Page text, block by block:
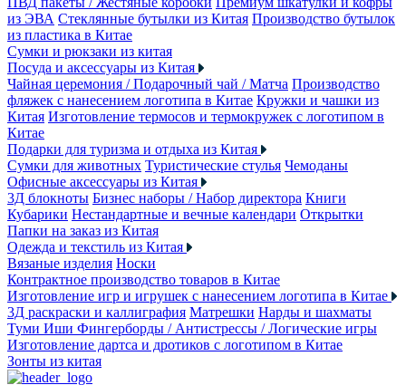
из ЭВА Стеклянные бутылки из Китая Производство бутылок
из пластика в Китае
Сумки и рюкзаки из китая
Посуда и аксессуары из Китая
Чайная церемония / Подарочный чай / Матча Производство
фляжек с нанесением логотипа в Китае Кружки и чашки из
Китая Изготовление термосов и термокружек с логотипом в
Китае
Подарки для туризма и отдыха из Китая
Сумки для животных Туристические стулья Чемоданы
Офисные аксессуары из Китая
3Д блокноты Бизнес наборы / Набор директора Книги
Кубарики Нестандартные и вечные календари Открытки
Папки на заказ из Китая
Одежда и текстиль из Китая
Вязаные изделия Носки
Контрактное производство товаров в Китае
Изготовление игр и игрушек с нанесением логотипа в Китае
3Д раскраски и каллиграфия Матрешки Нарды и шахматы
Туми Иши Фингерборды / Антистрессы / Логические игры
Изготовление дартса и дротиков с логотипом в Китае
Зонты из китая